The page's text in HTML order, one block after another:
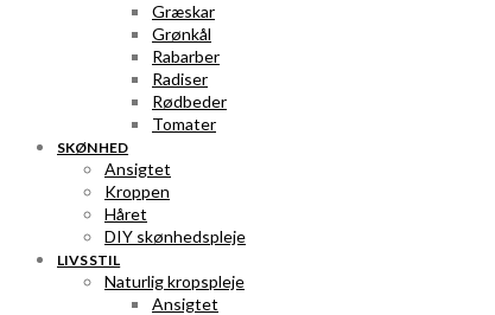
Græskar
Grønkål
Rabarber
Radiser
Rødbeder
Tomater
SKØNHED
Ansigtet
Kroppen
Håret
DIY skønhedspleje
LIVSSTIL
Naturlig kropspleje
Ansigtet